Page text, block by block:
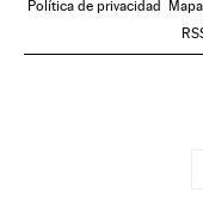
Política de privacidad
Mapa